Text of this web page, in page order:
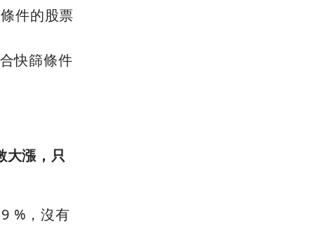
件的股票
快篩條件
大漲，只
%，沒有